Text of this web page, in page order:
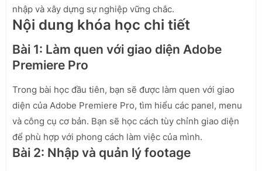
nhập và xây dựng sự nghiệp vững chắc.
Nội dung khóa học chi tiết
Bài 1: Làm quen với giao diện Adobe
Premiere Pro
Trong bài học đầu tiên, bạn sẽ được làm quen với giao
diện của Adobe Premiere Pro, tìm hiểu các panel, menu
và công cụ cơ bản. Bạn sẽ học cách tùy chỉnh giao diện
để phù hợp với phong cách làm việc của mình.
Bài 2: Nhập và quản lý footage